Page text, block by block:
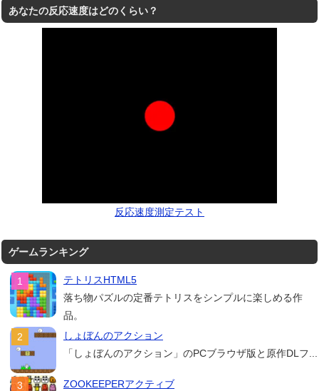
あなたの反応速度はどのくらい？
反応速度測定テスト
ゲームランキング
テトリスHTML5
落ち物パズルの定番テトリスをシンプルに楽しめる作
品。
しょぼんのアクション
「しょぼんのアクション」のPCブラウザ版と原作DLフ...
ZOOKEEPERアクティブ